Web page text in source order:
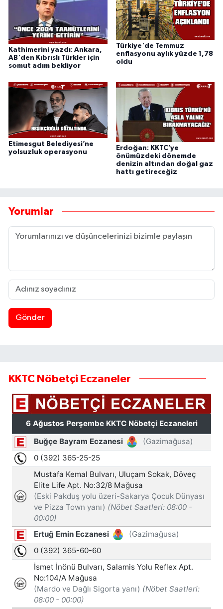
Kathimerini yazdı: Ankara,
AB'den Kıbrıslı Türkler için
somut adım bekliyor
Türkiye'de Temmuz
enflasyonu aylık yüzde 1,78
oldu
Etimesgut Belediyesi’ne
yolsuzluk operasyonu
Erdoğan: KKTC’ye
önümüzdeki dönemde
denizin altından doğal gaz
hattı getireceğiz
Yorumlar
Gönder
KKTC Nöbetçi Eczaneler